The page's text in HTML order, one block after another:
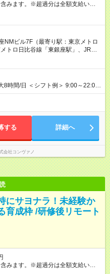
みます。※超過分は全額支給いたし
／月 みなし残業時間 5.5時間／月
なし残業代(8，940円)を含む。超過
※社内基準を満たした場合は、その
5，781円＝42万5，781円 ◆店長
＋インセン8万2，547円＝34万2，
23万円＋インセン1万4701円＝24
月/12月)※業績による ・交通費：月
期：次月の給与から ・評価手法：
頑張りをしっかり評価します！で
映される環境です。 【試用期
の長さ：6ヶ月 ※ 雇用形態と給与
あります。 雇用形態：中途採用
円以上 上記額にはみなし残業
間 5.5時間／月
NMビル7F（最寄り駅：東京メトロ
トロ日比谷線「東銀座駅」、JR山
8時間/日 ＜シフト例＞ 9:00～22:00
休憩60分） ※残業時間は月平均で
日】11：00～22：00、【土日祝】
する 詳細へ
会社コンヴァノ
にサヨナラ！未経験か
育成枠 /研修後リモート
みます。※超過分は全額支給いたし